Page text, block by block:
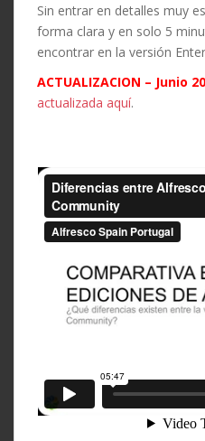
Sin entrar en detalles muy
forma clara y en solo 5
encontrar en la versión
ACTUALIZACION – Junio
actualizada aquí.